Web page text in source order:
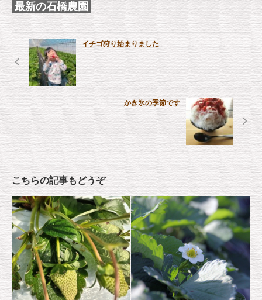
最新の石橋農園
イチゴ狩り始まりました
かき氷の季節です
こちらの記事もどうぞ